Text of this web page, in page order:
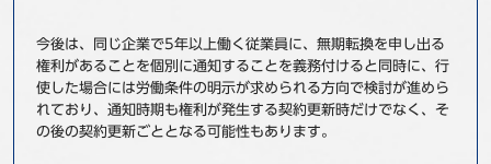
BBSグループネットワーク サステナビリティ 企業情報
株主・投資家情報 採用情報
今後は、同じ企業で5年以上働く従業員に、無期転換を申し出る
権利があることを個別に通知することを義務付けると同時に、行
使した場合には労働条件の明示が求められる方向で検討が進めら
れており、通知時期も権利が発生する契約更新時だけでなく、そ
の後の契約更新ごととなる可能性もあります。